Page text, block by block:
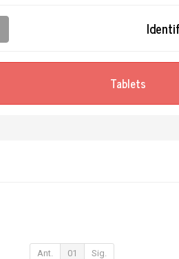
Tablets
Ant. 01 Sig.